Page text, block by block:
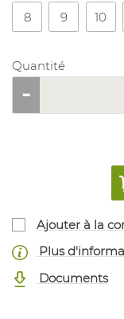
8
9 10
Quantité
Ajouter à la
Plus
Documents